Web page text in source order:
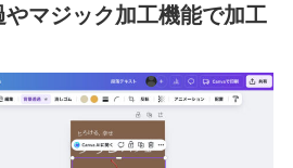
マジック加工機能で加工